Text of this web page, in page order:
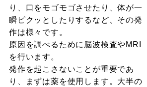
り、口をモゴモゴさせたり、体が一
瞬ピクッとしたりするなど、その発
作は様々です。
原因を調べるために脳波検査やMRI
を行います。
発作を起こさないことが重要であ
り、まずは薬を使用します。大半の